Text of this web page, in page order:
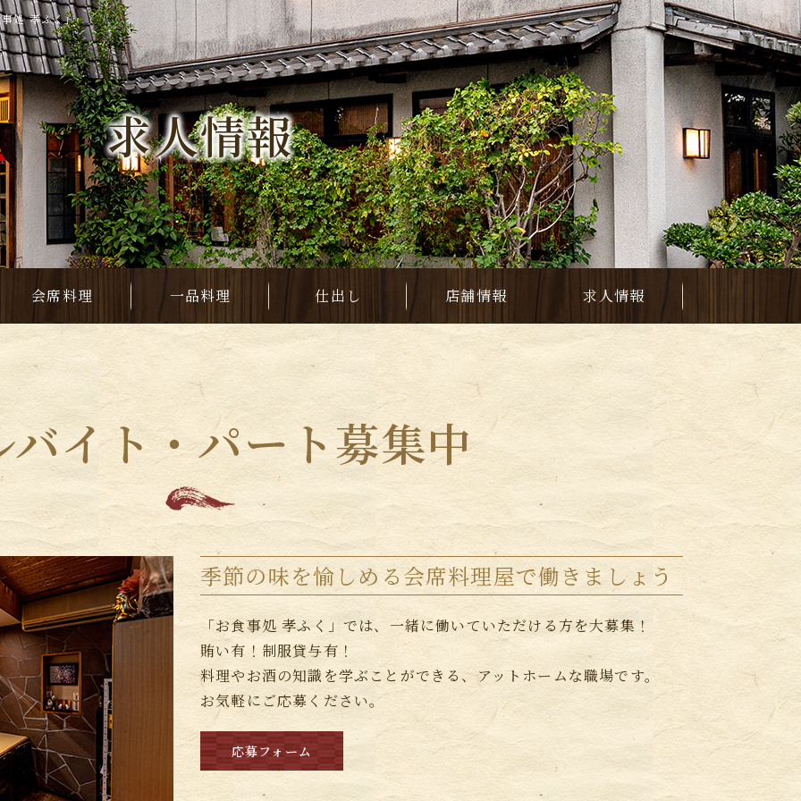
処 孝ふく」
求人情報
会席料理 一品料理 仕出し 店舗情報 求人情報
バイト・パート募集中
季節の味を愉しめる会席料理屋で働きましょう
「お食事処 孝ふく」では、一緒に働いていただける方を大募集！
賄い有！制服貸与有！
料理やお酒の知識を学ぶことができる、アットホームな職場です。
お気軽にご応募ください。
応募フォーム